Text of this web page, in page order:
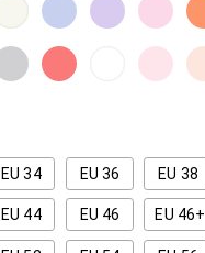
EU 34 EU 36 EU 38
EU 44 EU 46 EU 46+